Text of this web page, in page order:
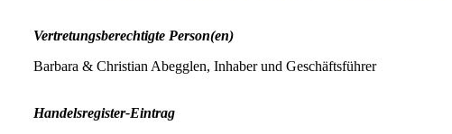
Vertretungsberechtigte Person(en)
Barbara & Christian Abegglen, Inhaber und Geschäftsführer
Handelsregister-Eintrag